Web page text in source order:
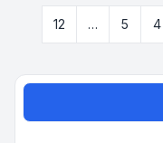
4
5
…
12